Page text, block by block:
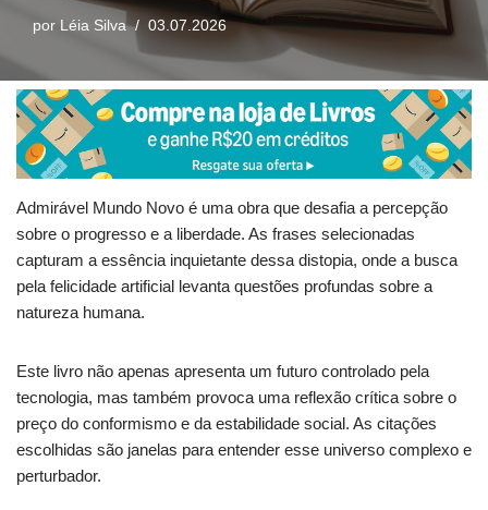
por Léia Silva 03.07.2026
Admirável Mundo Novo é uma obra que desafia a percepção
sobre o progresso e a liberdade. As frases selecionadas
capturam a essência inquietante dessa distopia, onde a busca
pela felicidade artificial levanta questões profundas sobre a
natureza humana.
Este livro não apenas apresenta um futuro controlado pela
tecnologia, mas também provoca uma reflexão crítica sobre o
preço do conformismo e da estabilidade social. As citações
escolhidas são janelas para entender esse universo complexo e
perturbador.